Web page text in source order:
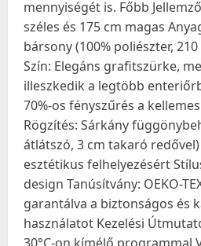
mennyiségét is. Főbb
széles és 175 cm magas
bársony (100% poliészter,
Szín: Elegáns grafitszürke,
illeszkedik a legtöbb
70%-os fényszűrés a
Rögzítés: Sárkány
átlátszó, 3 cm takaró
esztétikus felhelyezésért
design Tanúsítvány: OEKO-
garantálva a biztonságos és
használatot Kezelési